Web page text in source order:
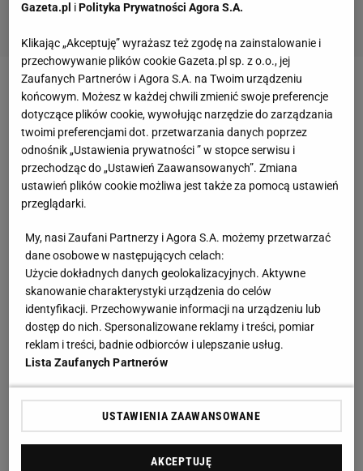
Zobacz wideoTajny plan Probierza. "Rozpuszczanie
mgły, żeby namieszać w głowie przeciwnika"
Eksperci ocenili Raków Częstochowa.
"Doświadczenia się nie kupi"
W mediach społecznościowych od razu pojawiły się
opinie ekspertów, którzy zwrócili uwagę na
odpadnięcie drużyny, która przez ostatnie trzy lata
fantastycznie spisywała się w Pucharze Polski.
"Nie jest łatwo po Papszunie, nie jest też łatwo,
grając w pucharach całą rundę. Raków jako klub
dostaje solidną lekcję, której nie miał szans mieć
wcześniej" - ocenił Jakub Seweryn ze Sport.pl.
"Raków Częstochowa wjechał jesienią w nieznane:
co będzie bez Papszuna (ostatnio bez niego grali w II
Gazeta.pl iPolityka Prywatności Agora S.A.
Klikając „Akceptuję” wyrażasz też zgodę na zainstalowanie i
przechowywanie plików cookie Gazeta.pl sp. z o.o., jej
Zaufanych Partnerów i Agora S.A. na Twoim urządzeniu
końcowym. Możesz w każdej chwili zmienić swoje preferencje
dotyczące plików cookie, wywołując narzędzie do zarządzania
twoimi preferencjami dot. przetwarzania danych poprzez
odnośnik „Ustawienia prywatności ” w stopce serwisu i
przechodząc do „Ustawień Zaawansowanych”. Zmiana
ustawień plików cookie możliwa jest także za pomocą ustawień
przeglądarki.
My, nasi Zaufani Partnerzy i Agora S.A. możemy przetwarzać
dane osobowe w następujących celach:
Użycie dokładnych danych geolokalizacyjnych. Aktywne
skanowanie charakterystyki urządzenia do celów
identyfikacji. Przechowywanie informacji na urządzeniu lub
dostęp do nich. Spersonalizowane reklamy i treści, pomiar
reklam i treści, badnie odbiorców i ulepszanie usług.
Lista Zaufanych Partnerów
USTAWIENIA ZAAWANSOWANE
AKCEPTUJĘ